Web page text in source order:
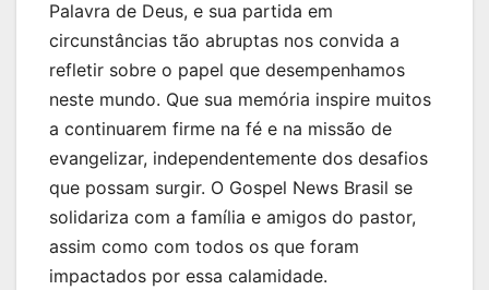
Palavra de Deus, e sua partida em
circunstâncias tão abruptas nos convida a
refletir sobre o papel que desempenhamos
neste mundo. Que sua memória inspire muitos
a continuarem firme na fé e na missão de
evangelizar, independentemente dos desafios
que possam surgir. O Gospel News Brasil se
solidariza com a família e amigos do pastor,
assim como com todos os que foram
impactados por essa calamidade.